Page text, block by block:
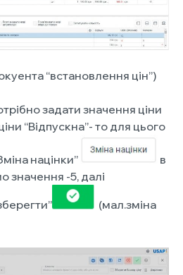
“встановлення цін”)
задати значення ціни
“Відпускна”- то для цього
націнки”
в
-5, далі
(мал.зміна